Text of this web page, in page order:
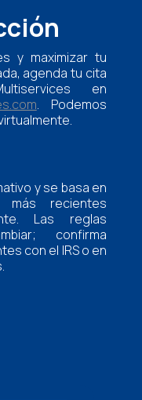
y maximizar tu
agenda tu cita
en
. Podemos
y se basa en
recientes
Las reglas
confirma
con el IRS o en